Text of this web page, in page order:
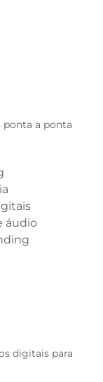
ponta a ponta
áudio
digitais para